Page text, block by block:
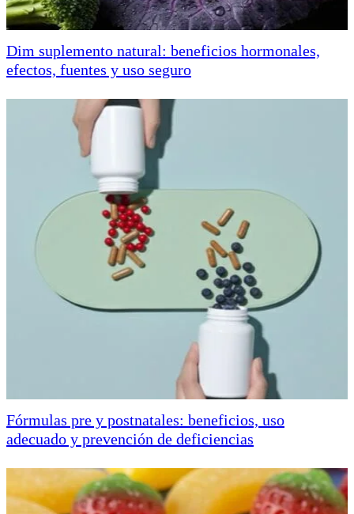
Dim suplemento natural: beneficios hormonales,
efectos, fuentes y uso seguro
Fórmulas pre y postnatales: beneficios, uso
adecuado y prevención de deficiencias